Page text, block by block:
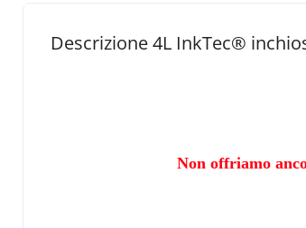
Descrizione 4L InkTec®
Non offriamo